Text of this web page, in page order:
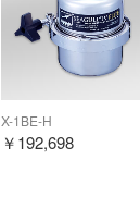
X-1BE-H
￥192,698